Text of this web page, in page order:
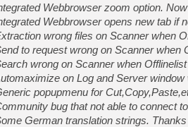
Webbrowser zoom option.
Webbrowser opens new tab if
wrong files on Scanner when
to request wrong on Scanner when
wrong on Scanner when
on Log and Server
popupmenu for
bug that not able to connect
German translation strings.